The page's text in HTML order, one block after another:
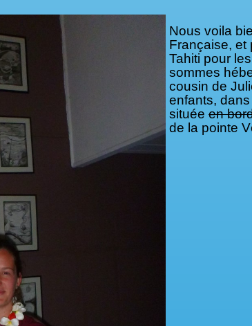
Nous voila
Française, et
Tahiti pour
sommes
cousin de
enfants,
situéeen
de la pointe